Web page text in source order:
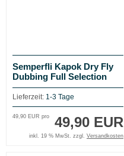
Semperfli Kapok Dry Fly
Dubbing Full Selection
Dispenser
Lieferzeit: 1-3 Tage
49,90 EUR
49,90 EUR pro
inkl. 19 % MwSt. zzgl. Versandkosten